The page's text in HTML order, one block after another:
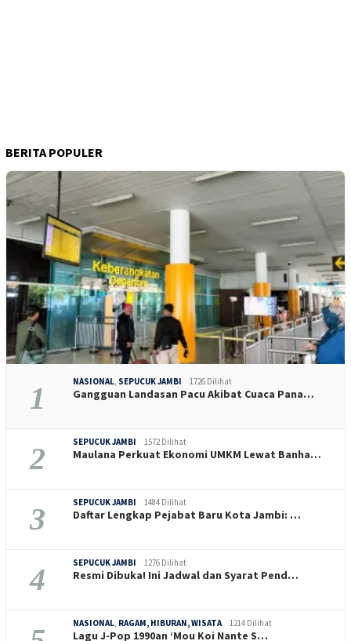
BERITA POPULER
1 NASIONAL SEPUCUK JAMBI 1726 Dilihat
Gangguan Landasan Pacu Akibat Cuaca Pana…
2 SEPUCUK JAMBI 1572 Dilihat
Maulana Perkuat Ekonomi UMKM Lewat Banha…
3 SEPUCUK JAMBI 1484 Dilihat
Daftar Lengkap Pejabat Baru Kota Jambi: …
4 SEPUCUK JAMBI 1276 Dilihat
Resmi Dibuka! Ini Jadwal dan Syarat Pend…
NASIONAL RAGAM, HIBURAN, WISATA 1214 Dilihat
Lagu J-Pop 1990an ‘Mou Koi Nante S…